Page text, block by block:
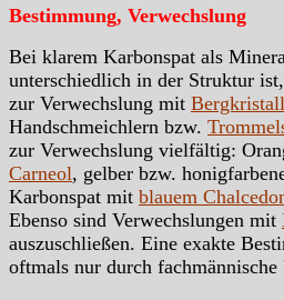
Bestimmung, Verwechslung
Bei klarem Karbonspat als
unterschiedlich in der Struktur
zur Verwechslung mit Bergkristall
Handschmeichlern bzw.
zur Verwechslung vielfältig:
Carneol, gelber bzw.
Karbonspat mit blauem
Ebenso sind Verwechslungen mit
auszuschließen. Eine exakte
oftmals nur durch